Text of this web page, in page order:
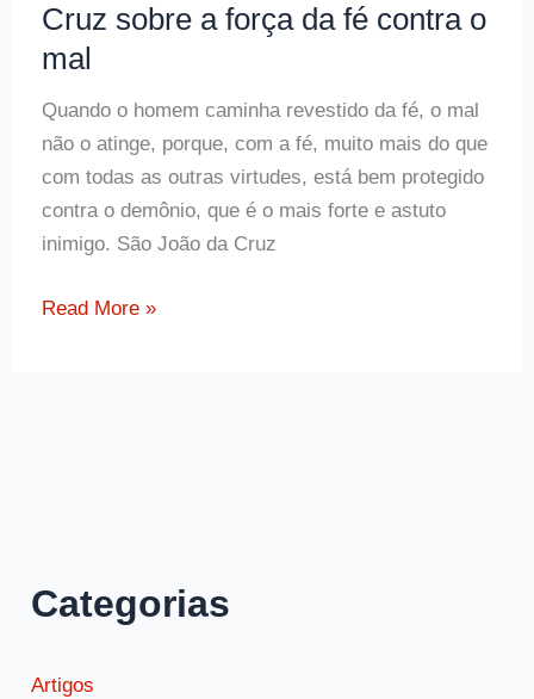
Cruz sobre a força da fé contra o
mal
Quando o homem caminha revestido da fé, o mal
não o atinge, porque, com a fé, muito mais do que
com todas as outras virtudes, está bem protegido
contra o demônio, que é o mais forte e astuto
inimigo. São João da Cruz
Ensinamento
da
contra
Read More »
Categorias
Artigos